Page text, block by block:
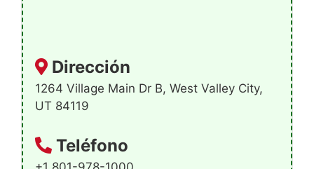
Dirección
1264 Village Main Dr B, West Valley City,
UT 84119
Teléfono